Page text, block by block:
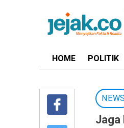
HOME POLITIK
NEWS
Jaga